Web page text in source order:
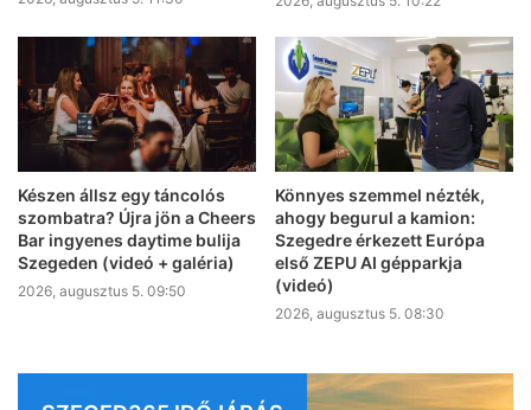
Készen állsz egy táncolós
szombatra? Újra jön a Cheers
Bar ingyenes daytime bulija
Szegeden (videó + galéria)
2026, augusztus 5. 09:50
Könnyes szemmel nézték,
ahogy begurul a kamion:
Szegedre érkezett Európa
első ZEPU AI gépparkja
(videó)
2026, augusztus 5. 08:30